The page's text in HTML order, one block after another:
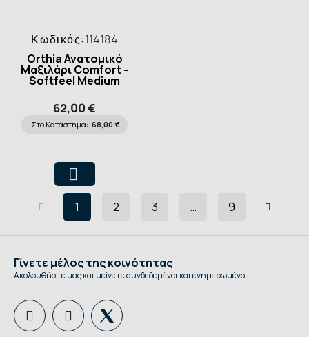
Κωδικός:114184
Orthia Ανατομικό
Μαξιλάρι Comfort -
Softfeel Medium
62,00 €
Στο Κατάστημα: 68,00 €
1 2 3 … 9
Γίνετε μέλος της κοινότητας
Ακολουθήστε μας και μείνετε συνδεδεμένοι και ενημερωμένοι.